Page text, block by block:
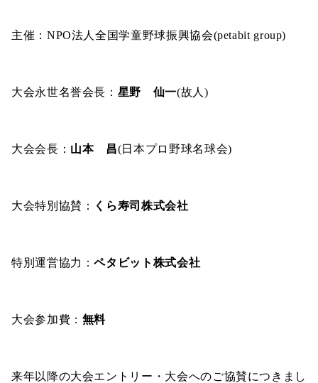
主催：NPO法人全国学童野球振興協会(petabit group)
大会永世名誉会長： 星野 仙一(故人)
大会会長： 山本 昌(日本プロ野球名球会)
大会特別協賛： くら寿司株式会社
特別運営協力：ペタビット株式会社
大会参加費： 無料
来年以降の大会エントリー・大会へのご協賛につきまし